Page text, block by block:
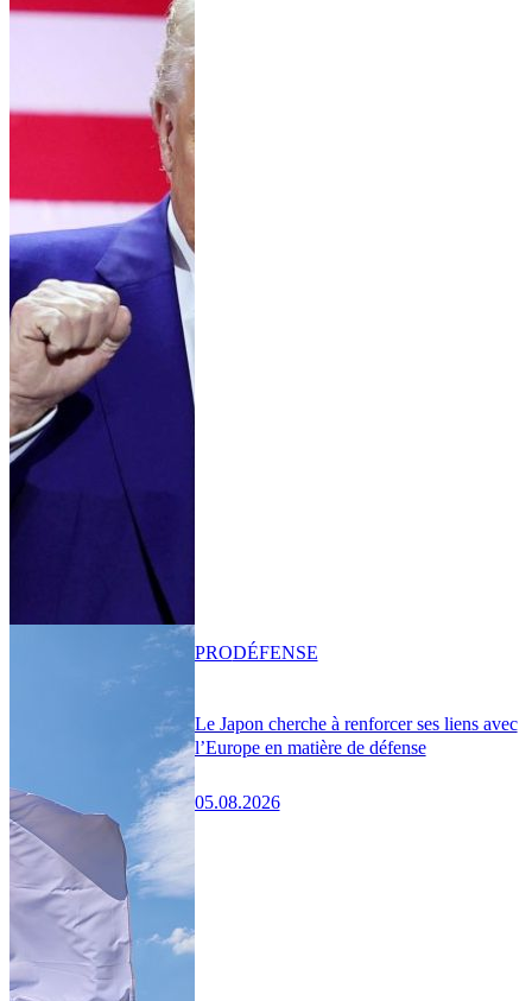
Le Japon cherche à renforcer ses liens avec
l’Europe en matière de défense
05.08.2026
PRODÉFENSE